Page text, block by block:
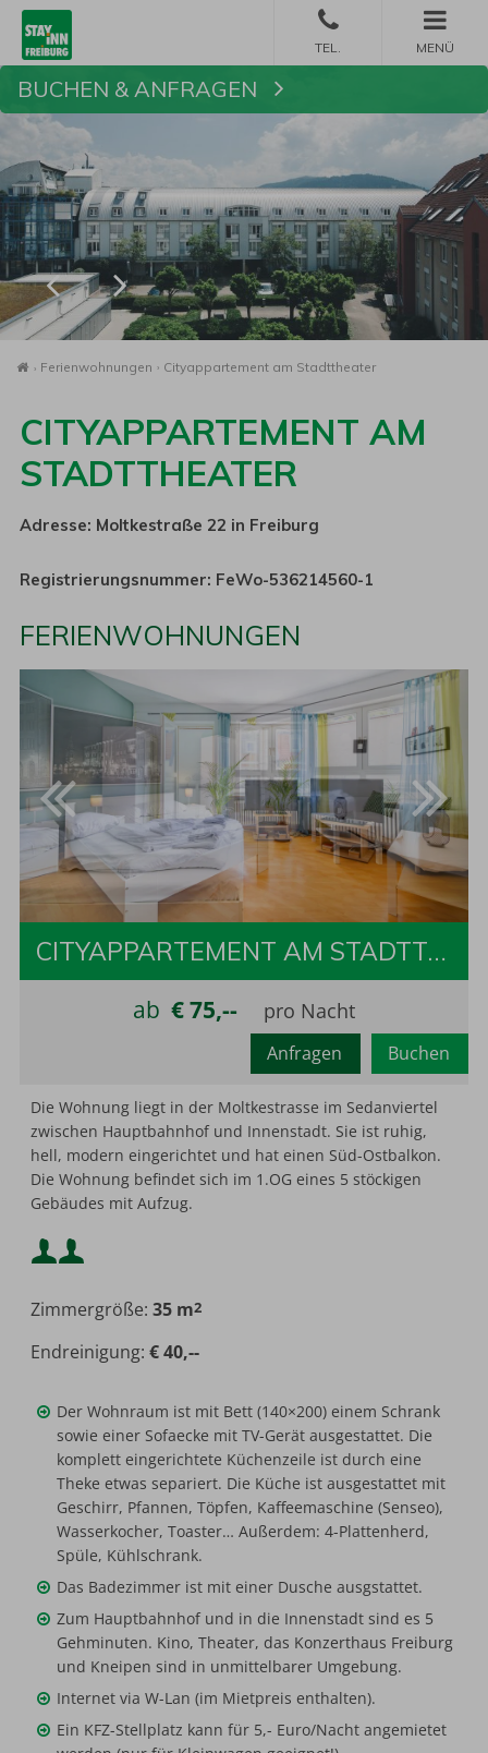
MENÜ
BUCHEN & ANFRAGEN
Startseite
Ferienwohnungen Cityappartement am Stadttheater
CITYAPPARTEMENT AM
STADTTHEATER
Adresse: Moltkestraße 22 in Freiburg
Registrierungsnummer: FeWo-536214560-1
FERIENWOHNUNGEN
Mindestbelegung:
Maximalbelegung:
CITYAPPARTEMENT AM STADTTHEATER
ab€ 75,--
Buchen
Anfragen
Die Wohnung liegt in der Moltkestrasse im Sedanviertel
zwischen Hauptbahnhof und Innenstadt. Sie ist ruhig,
hell, modern eingerichtet und hat einen Süd-Ostbalkon.
Die Wohnung befindet sich im 1.OG eines 5 stöckigen
Gebäudes mit Aufzug.
Mindestbelegung:
Maximalbelegung:
Zimmergröße:35 m2
Endreinigung:€ 40,--
Der Wohnraum ist mit Bett (140×200) einem Schrank
sowie einer Sofaecke mit TV-Gerät ausgestattet. Die
komplett eingerichtete Küchenzeile ist durch eine
Theke etwas separiert. Die Küche ist ausgestattet mit
Geschirr, Pfannen, Töpfen, Kaffeemaschine (Senseo),
Wasserkocher, Toaster… Außerdem: 4-Plattenherd,
Spüle, Kühlschrank.
Das Badezimmer ist mit einer Dusche ausgstattet.
Zum Hauptbahnhof und in die Innenstadt sind es 5
Gehminuten. Kino, Theater, das Konzerthaus Freiburg
und Kneipen sind in unmittelbarer Umgebung.
Internet via W-Lan (im Mietpreis enthalten).
Ein KFZ-Stellplatz kann für 5,- Euro/Nacht angemietet